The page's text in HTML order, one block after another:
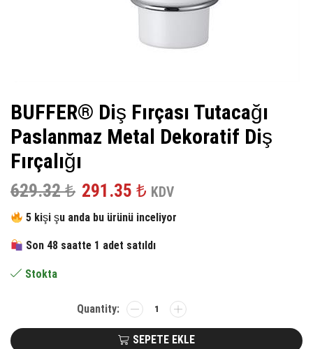
BUFFER® Diş Fırçası Tutacağı
Paslanmaz Metal Dekoratif Diş
Fırçalığı
629.32₺ Orijinal
fiyat:
629.32 ₺.
291.35 ₺ Şu
andaki
fiyat:
KDV
5 kişi şu anda bu ürünü inceliyor
Son 48 saatte 1 adet satıldı
Stokta
BUFFER®
Diş
Fırçası
SEPETE EKLE